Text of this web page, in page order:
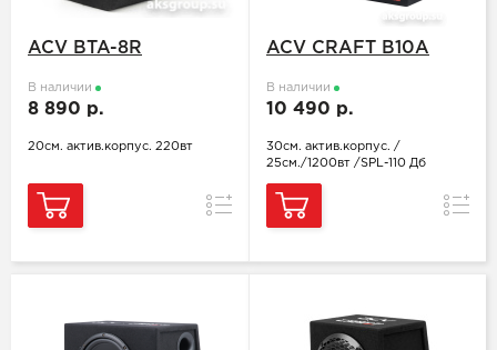
ACV BTA-8R
В наличии
8 890 р.
20см. актив.корпус. 220вт
Сравнение
ACV CRAFT B10A
В наличии
10 490 р.
30см. актив.корпус. /
25см./1200вт /SPL-110 Дб